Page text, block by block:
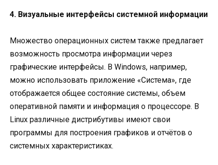
4. Визуальные интерфейсы системной информации
Множество операционных систем также предлагает
возможность просмотра информации через
графические интерфейсы. В Windows, например,
можно использовать приложение «Система», где
отображается общее состояние системы, объем
оперативной памяти и информация о процессоре. В
Linux различные дистрибутивы имеют свои
программы для построения графиков и отчётов о
системных характеристиках.